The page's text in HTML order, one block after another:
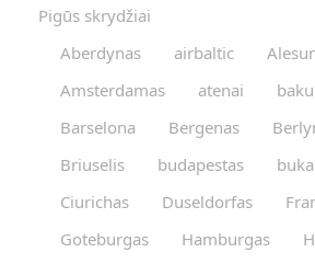
Pigūs skrydžiai
Aberdynas
airbaltic
Amsterdamas
atenai baku
Barselona
Bergenas
Briuselis
budapestas
Ciurichas
Duseldorfas
Goteburgas
Hamburgas